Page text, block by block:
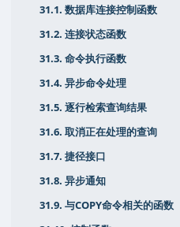
31.1. 数据库连接控制函数
31.2. 连接状态函数
31.3. 命令执行函数
31.4. 异步命令处理
31.5. 逐行检索查询结果
31.6. 取消正在处理的查询
31.7. 捷径接口
31.8. 异步通知
31.9. 与COPY命令相关的函数